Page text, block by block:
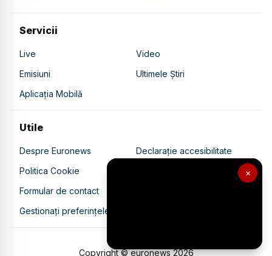
×
Servicii
Live
Video
Emisiuni
Ultimele Știri
Aplicația Mobilă
Utile
Despre Euronews
Declarație accesibilitate
Politica Cookie
Politica de confidențialitate
Formular de contact
Gestionați preferințele
Copyright © euronews2026